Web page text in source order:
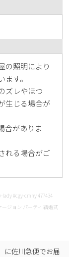
の照明により
す。
ズレやほつ
生じる場合が
合がありま
れる場合がご
#cgy-cmny 477434
ジョン パーティ 結婚式
に佐川急便でお届